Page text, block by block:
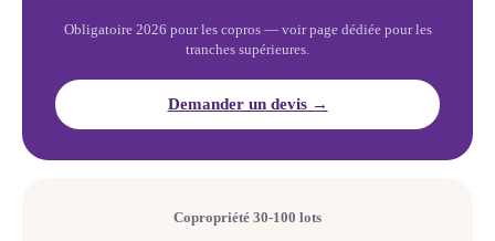
Obligatoire 2026 pour les copros — voir page dédiée pour les
tranches supérieures.
Demander un devis →
Copropriété 30-100 lots